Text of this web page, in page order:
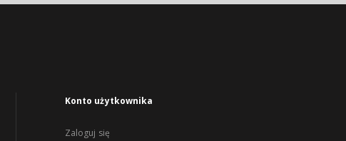
Konto użytkownika
Zaloguj się